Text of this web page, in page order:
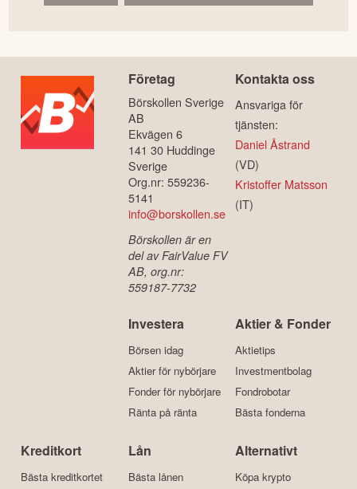
Företag
Börskollen Sverige
AB
Ekvägen 6
141 30 Huddinge
Sverige
Org.nr: 559236-
5141
info@borskollen.se
Börskollen är en
del av FairValue FV
AB, org.nr:
559187-7732
Kontakta oss
Ansvariga för
tjänsten:
Daniel Åstrand
(VD)
Kristoffer Matsson
(IT)
Investera
Börsen idag
Aktier för nybörjare
Fonder för nybörjare
Ränta på ränta
Aktier & Fonder
Aktietips
Investmentbolag
Fondrobotar
Bästa fonderna
Kreditkort
Bästa kreditkortet
Lån
Bästa lånen
Alternativt
Köpa krypto